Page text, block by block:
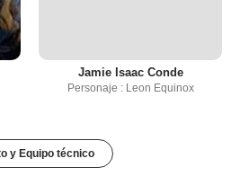
Jamie Isaac Conde
Personaje : Leon Equinox
y Equipo técnico